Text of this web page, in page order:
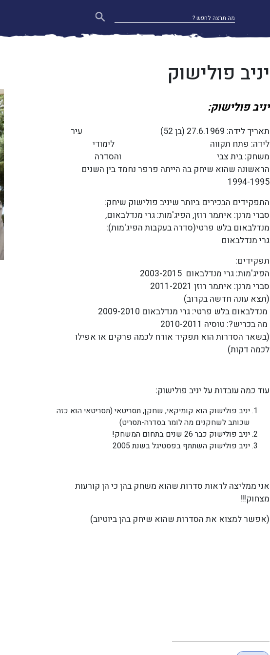
יניב פולישוק
יניב פולישוק:
תאריך לידה: 27.6.1969 (בן 52) עיר
לידה: פתח תקווה לימודי
משחק: בית צבי והסדרה
הראשונה שהוא שיחק בה הייתה פרפר נחמד בין השנים
1994-1995
התפקידים הבכירים ביותר שיניב פולישוק שיחק:
סברי מרנן: איתמר רוזן, הפיג'מות: גרי מנדלבאום,
מנדלבאום בלש פרטי(סדרה בעקבות הפיג'מות):
גרי מנדלבאום
תפקידים:
(תצא עונה חדשה בקרוב)
(בשאר הסדרות הוא תפקיד אורח לכמה פרקים או אפילו
לכמה דקות)
עוד כמה עובדות על יניב פולישוק:
יניב פולישוק הוא קומיקאי, שחקן, תסריטאי (תסריטאי הוא כזה
שכותב לשחקנים מה לומר בסדרה-תסריט)
יניב פולישוק כבר 26 שנים בתחום המשחק!
יניב פולישוק השתתף בפסטיגל בשנת 2005
אני ממליצה לראות סדרות שהוא משחק בהן כי הן קורעות
מצחוק!!!
(אפשר למצוא את הסדרות שהוא שיחק בהן ביוטיוב)